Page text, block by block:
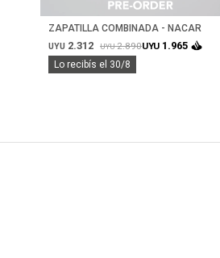
ZAPATILLA COMBINADA - NACAR
UYU 2.312 UYU2.890UYU 1.965
Lo recibís el 30/8